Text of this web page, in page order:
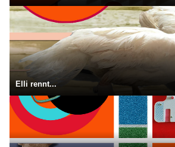
Elli rennt...